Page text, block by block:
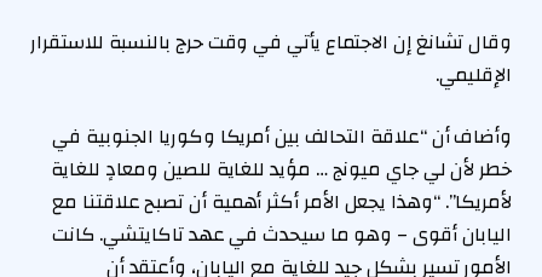
وقال تشانغ إن الاجتماع يأتي في وقت حرج بالنسبة للاستقرار
الإقليمي.
وأضاف أن “علاقة التحالف بين أمريكا وكوريا الجنوبية في
خطر لأن لي جاي ميونج … مؤيد للغاية للصين ومعادٍ للغاية
لأمريكا”. “وهذا يجعل الأمر أكثر أهمية أن تصبح علاقتنا مع
اليابان أقوى – وهو ما سيحدث في عهد تاكايتشي. كانت
الأمور تسير بشكل جيد للغاية مع اليابان، وأعتقد أن